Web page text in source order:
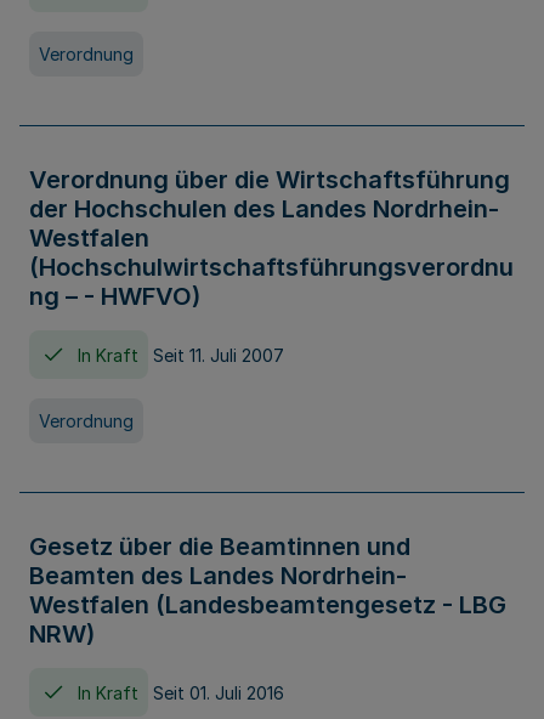
Verordnung
Verordnung über die Wirtschaftsführung
der Hochschulen des Landes Nordrhein-
Westfalen
(Hochschulwirtschaftsführungsverordnu
ng – - HWFVO)
In Kraft Seit 11. Juli 2007
Verordnung
Gesetz über die Beamtinnen und
Beamten des Landes Nordrhein-
Westfalen (Landesbeamtengesetz - LBG
NRW)
In Kraft Seit 01. Juli 2016